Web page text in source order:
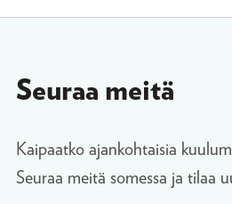
Seuraa meitä
Kaipaatko ajankohtaisia
Seuraa meitä somessa ja tilaa